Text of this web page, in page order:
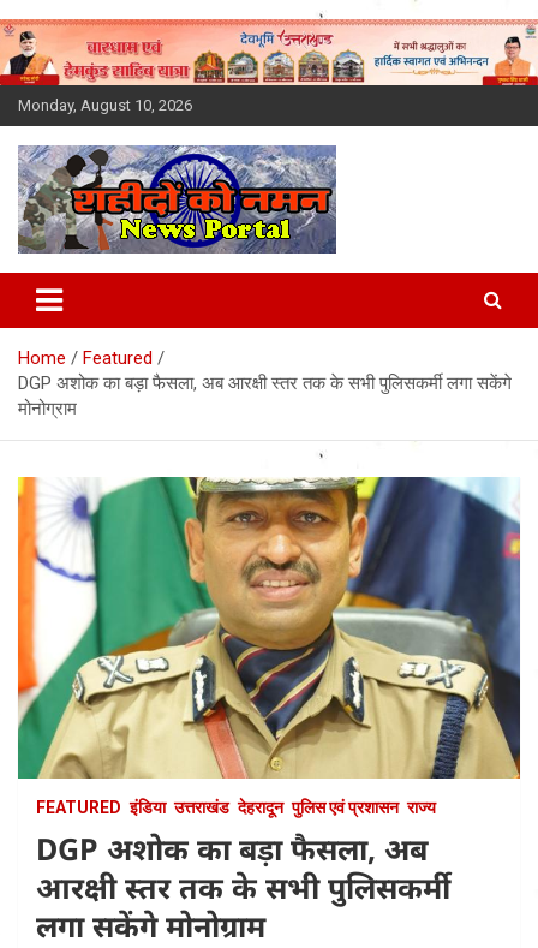
Skip
to
content
Monday, August 10, 2026
Latest News Today, Breaking
News, Uttarakhand News in
Hindi
Home
Featured
DGP अशोक का बड़ा फैसला, अब आरक्षी स्तर तक के सभी पुलिसकर्मी लगा सकेंगे
मोनोग्राम
FEATURED इंडिया उत्तराखंड देहरादून पुलिस एवं प्रशासन राज्य
DGP अशोक का बड़ा फैसला, अब
आरक्षी स्तर तक के सभी पुलिसकर्मी
लगा सकेंगे मोनोग्राम